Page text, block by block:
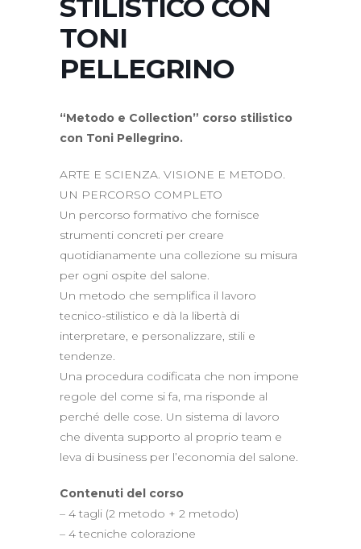
STILISTICO CON
TONI
PELLEGRINO
“Metodo e Collection” corso stilistico
con Toni Pellegrino.
ARTE E SCIENZA. VISIONE E METODO.
UN PERCORSO COMPLETO
Un percorso formativo che fornisce
strumenti concreti per creare
quotidianamente una collezione su misura
per ogni ospite del salone.
Un metodo che semplifica il lavoro
tecnico-stilistico e dà la libertà di
interpretare, e personalizzare, stili e
tendenze.
Una procedura codificata che non impone
regole del come si fa, ma risponde al
perché delle cose. Un sistema di lavoro
che diventa supporto al proprio team e
leva di business per l’economia del salone.
Contenuti del corso
– 4 tagli (2 metodo + 2 metodo)
– 4 tecniche colorazione